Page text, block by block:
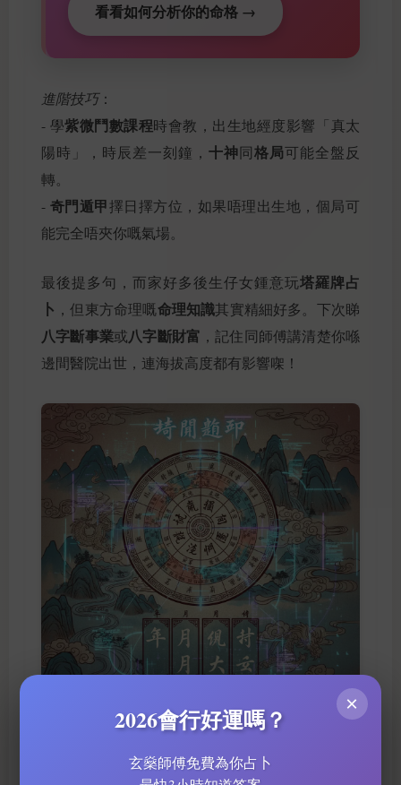
看看如何分析你的命格 →
進階技巧：
- 學紫微鬥數課程時會教，出生地經度影響「真太
陽時」，時辰差一刻鐘， 十神同格局可能全盤反
轉。
- 奇門遁甲擇日擇方位，如果唔理出生地，個局可
能完全唔夾你嘅氣場。
最後提多句，而家好多後生仔女鍾意玩塔羅牌占
卜 ，但東方命理嘅命理知識其實精細好多。下次睇
八字斷事業或八字斷財富 ，記住同師傅講清楚你喺
邊間醫院出世，連海拔高度都有影響㗎！
×
2026會行好運嗎？
玄燊師傅免費為你占卜